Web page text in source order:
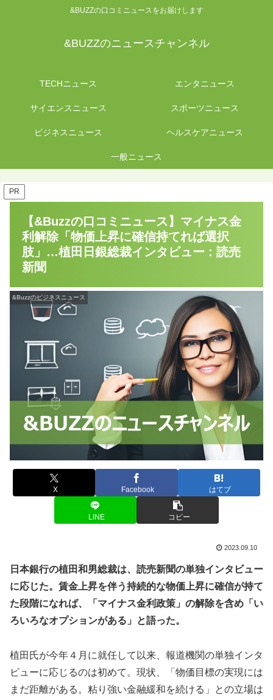
&BUZZの口コミニュースをお届けします
&BUZZのニュースチャンネル
TECHニュース エンタニュース
サイエンスニュース スポーツニュース
ビジネスニュース ヘルスケアニュース
一般ニュース
PR
【&Buzzの口コミニュース】マイナス金
利解除「物価上昇に確信持てれば選択
肢」…植田日銀総裁インタビュー : 読売
新聞
&Buzzのビジネスニュース
X Facebook はてブ
LINE コピー
2023.09.10
日本銀行の植田和男総裁は、読売新聞の単独インタビュー
に応じた。賃金上昇を伴う持続的な物価上昇に確信が持て
た段階になれば、「マイナス金利政策」の解除を含め「い
ろいろなオプションがある」と語った。
植田氏が今年４月に就任して以来、報道機関の単独インタ
ビューに応じるのは初めて。現状、「物価目標の実現には
まだ距離がある。粘り強い金融緩和を続ける」との立場は